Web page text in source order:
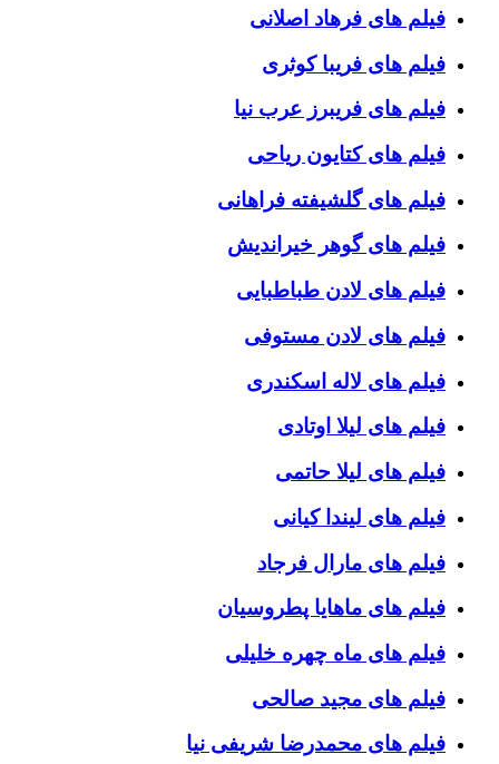
فیلم های فرهاد اصلانی
فیلم های فریبا کوثری
فیلم های فریبرز عرب نیا
فیلم های کتایون ریاحی
فیلم های گلشیفته فراهانی
فیلم های گوهر خیراندیش
فیلم های لادن طباطبایی
فیلم های لادن مستوفی
فیلم های لاله اسکندری
فیلم های لیلا اوتادی
فیلم های لیلا حاتمی
فیلم های لیندا کیانی
فیلم های مارال فرجاد
فیلم های ماهایا پطروسیان
فیلم های ماه چهره خلیلی
فیلم های مجید صالحی
فیلم های محمدرضا شریفی نیا